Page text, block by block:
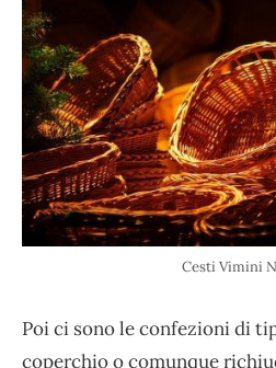
Cesti Vimini
Poi ci sono le confezioni di
coperchio o comunque